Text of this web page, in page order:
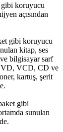
gibi koruyucu
açısından
gibi koruyucu
kitap, ses
ve bilgisayar sarf
VCD, CD ve
kartuş, şerit
gibi
sunulan